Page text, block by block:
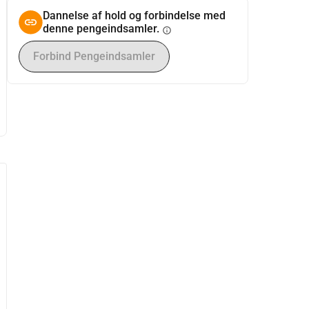
Dannelse af hold og forbindelse med
denne pengeindsamler. info
Forbind Pengeindsamler